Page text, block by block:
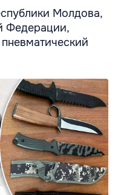
Молдова,
Федерации,